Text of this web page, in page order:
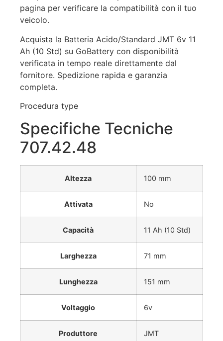
pagina per verificare la compatibilità con il tuo
veicolo.
Acquista la Batteria Acido/Standard JMT 6v 11
Ah (10 Std) su GoBattery con disponibilità
verificata in tempo reale direttamente dal
fornitore. Spedizione rapida e garanzia
completa.
Procedura type
Specifiche Tecniche
707.42.48
Altezza 100 mm
Attivata No
Capacità 11 Ah (10 Std)
Larghezza 71 mm
Lunghezza 151 mm
Voltaggio 6v
Produttore JMT